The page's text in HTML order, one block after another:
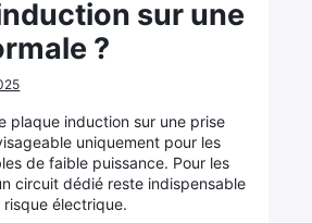
sur une
?
plaque induction sur une prise
uniquement pour les
de faible puissance. Pour les
circuit dédié reste indispensable
électrique.